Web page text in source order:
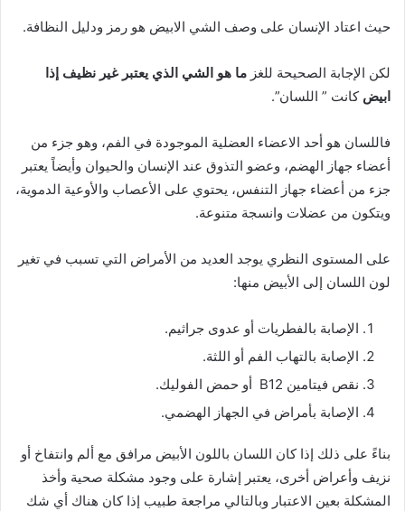
حيث اعتاد الإنسان على وصف الشي الابيض هو رمز ودليل النظافة.
لكن الإجابة الصحيحة للغز ما هو الشي الذي يعتبر غير نظيف إذا
ابيضكانت ” اللسان”.
فاللسان هو أحد الاعضاء العضلية الموجودة في الفم، وهو جزء من
أعضاء جهاز الهضم، وعضو التذوق عند الإنسان والحيوان وأيضاً يعتبر
جزء من أعضاء جهاز التنفس، يحتوي على الأعصاب والأوعية الدموية،
ويتكون من عضلات وانسجة متنوعة.
على المستوى النظري يوجد العديد من الأمراض التي تسبب في تغير
لون اللسان إلى الأبيض منها:
الإصابة بالفطريات أو عدوى جراثيم.
الإصابة بالتهاب الفم أو اللثة.
نقص فيتامين B12 أو حمض الفوليك.
الإصابة بأمراض في الجهاز الهضمي.
بناءً على ذلك إذا كان اللسان باللون الأبيض مرافق مع ألم وانتفاخ أو
نزيف وأعراض أخرى، يعتبر إشارة على وجود مشكلة صحية وأخذ
المشكلة بعين الاعتبار وبالتالي مراجعة طبيب إذا كان هناك أي شك